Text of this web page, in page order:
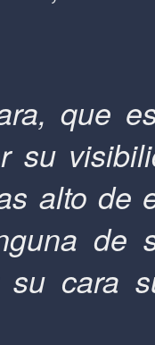
que
su
alto de
de
su cara